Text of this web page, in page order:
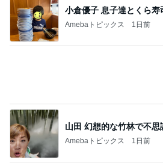
小倉優子 息子達とくら寿
Amebaトピックス 1日前
UNIQLOの990円でできる
Amebaトピックス 24時間前